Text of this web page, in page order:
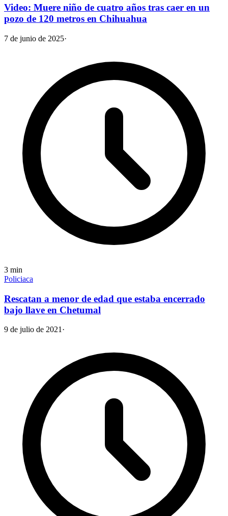
Video: Muere niño de cuatro años tras caer en un
pozo de 120 metros en Chihuahua
7 de junio de 2025·
3 min
Policiaca
Rescatan a menor de edad que estaba encerrado
bajo llave en Chetumal
9 de julio de 2021·